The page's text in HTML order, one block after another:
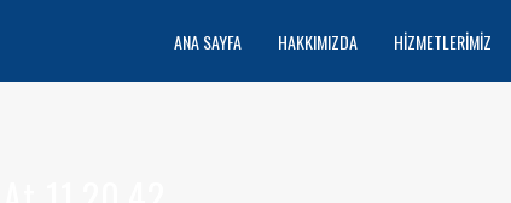
ANA SAYFA HAKKIMIZDA HIZMETLERIMIZ